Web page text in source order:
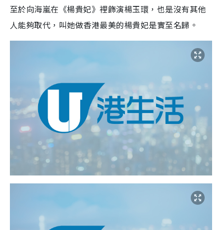
至於向海嵐在《楊貴妃》裡飾演楊玉環，也是沒有其他
人能夠取代，叫她做香港最美的楊貴妃是實至名歸。